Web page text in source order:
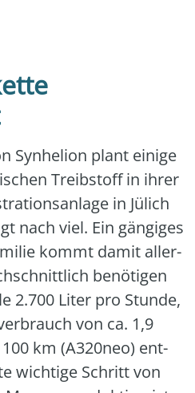
Syn­he­l­ion plant eini­ge
Treib­stoff in ihrer
in Jülich
nach viel. Ein gän­gi­ges
kommt damit aller­
benö­ti­gen
2.700 Liter pro Stun­de,
von ca. 1,9
km (A320neo) ent­
wich­ti­ge Schritt von